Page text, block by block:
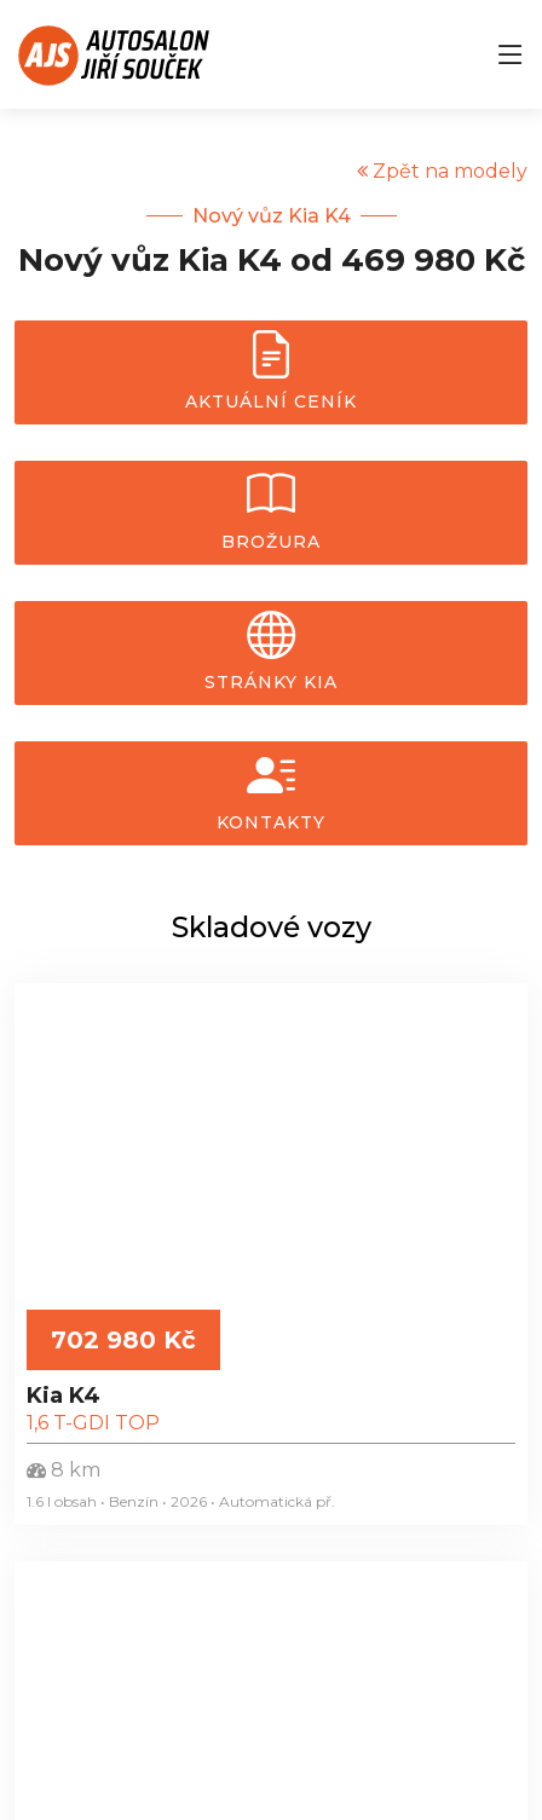
Zpět na modely
Nový vůz Kia K4
Nový vůz Kia K4 od 469 980 Kč
AKTUÁLNÍ CENÍK
BROŽURA
STRÁNKY KIA
KONTAKTY
Skladové vozy
702 980 Kč
Kia K4
1,6 T-GDI TOP
8 km
1.6 l obsah • Benzín • 2026 • Automatická př.